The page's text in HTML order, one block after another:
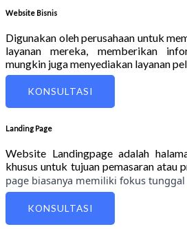
Website Bisnis
Digunakan oleh perusahaan untuk
layanan mereka, memberikan
mungkin juga menyediakan layanan
KONSULTASI
Landing Page
Website Landingpage adalah
khusus untuk tujuan pemasaran atau
page biasanya memiliki fokus tunggal
KONSULTASI